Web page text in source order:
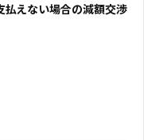
払えない場合の減額交渉